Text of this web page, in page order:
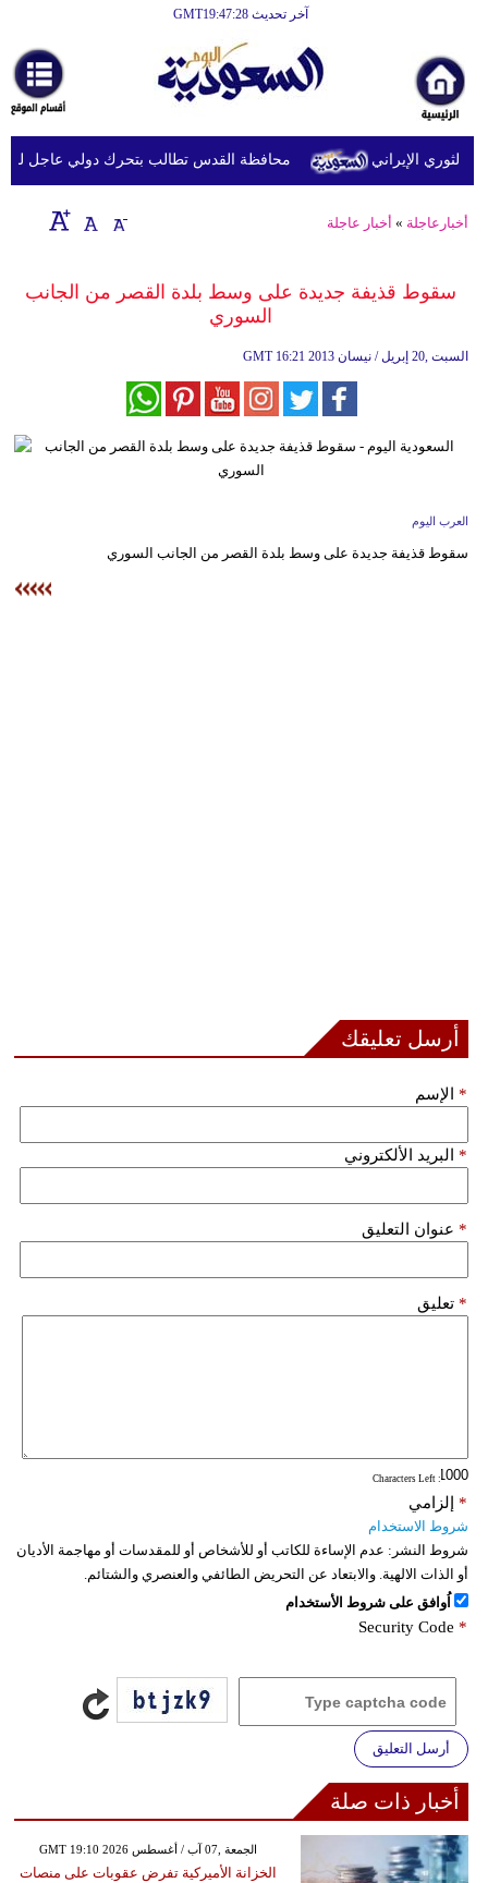
آخر تحديث GMT19:47:28
أخبارعاجلة
رياضة
ثقافة
إقتصاد
وموسيقى
أخبار
سيارات
محافظة القدس تطالب بتحرك دولي عاجل لحماية الإيراني
أخبارعاجلة » أخبار عاجلة
سقوط قذيفة جديدة على وسط بلدة القصر من الجانب
السوري
GMT 16:21 2013 السبت ,20 إبريل / نيسان
العرب اليوم
سقوط قذيفة جديدة على وسط بلدة القصر من الجانب السوري
أرسل تعليقك
الإسم *
البريد الألكتروني *
عنوان التعليق *
تعليق *
: Characters Left
إلزامي *
شروط الاستخدام
شروط النشر: عدم الإساءة للكاتب أو للأشخاص أو للمقدسات أو مهاجمة الأديان
أو الذات الالهية. والابتعاد عن التحريض الطائفي والعنصري والشتائم.
اُوافق على شروط الأستخدام
Security Code *
أرسل التعليق
أخبار ذات صلة
GMT 19:10 2026 الجمعة ,07 آب / أغسطس
الخزانة الأميركية تفرض عقوبات على منصات